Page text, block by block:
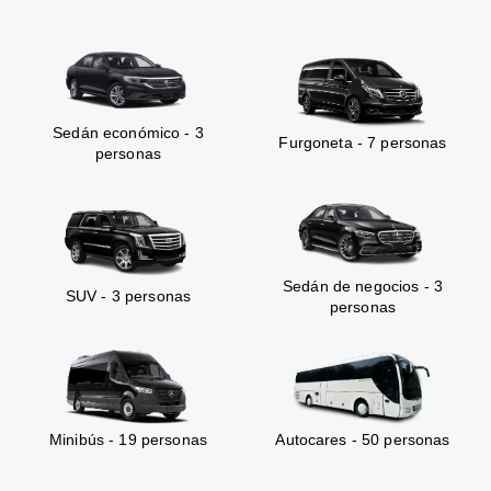
Sedán económico - 3
personas
Furgoneta - 7 personas
SUV - 3 personas
Sedán de negocios - 3
personas
Minibús - 19 personas Autocares - 50 personas